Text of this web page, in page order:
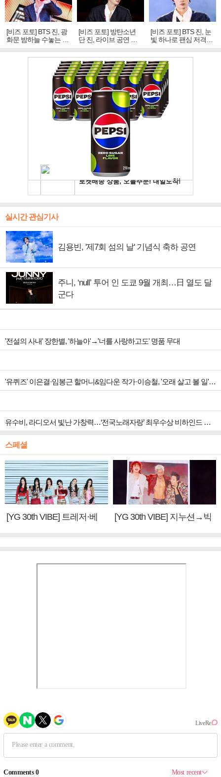
[비즈 포토] BTS 진, 광
화문 밤하늘 수놓는 '비
주얼 킹'의 열창
[비즈 포토] 방탄소년
단 진, 라이브 공연 중
빛나는 독보적 아우라
[비즈 포토] BTS 진, 눈
빛 하나로 팬심 저격…
독보적 카리스마
실시간 관심기사
김용빈, '제7회 섬의 날' 기념식 축하 공연
주니, ‘null’ 투어 인 도쿄 9월 개최…日 열도 달
군다
'전설의 사내' 장한별, '하늘아'→'너를 사랑하고도' 명품 무대
'유퀴즈' 이은결·임봉근 할머니&임다운 작가·이승철, '오래 살고 볼 일' 특집 출격
유수비, 라디오서 빛난 가창력…‘전국노래자랑’ 최우수상 비하인드 공개
스페셜
[YG 30th VIBE] 트레저·베
[YG 30th VIBE] 지누션→빅